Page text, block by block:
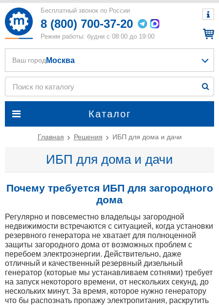
Бесплатный звонок по России
8 (800) 700-37-20
Режим работы: будни с 08:00 до 19:00
Каталог
Ваш город Москва
Главная Решения ИБП для дома и дачи
ИБП для дома и дачи
Почему требуется ИБП для загородного
дома
Регулярно и повсеместно владельцы загородной
недвижимости встречаются с ситуацией, когда установки
резервного генератора не хватает для полноценной
защиты загородного дома от возможных проблем с
перебоем электроэнергии. Действительно, даже
отличный и качественный резервный дизельный
генератор (которые мы устанавливаем сотнями) требует
на запуск некоторого времени, от нескольких секунд, до
нескольких минут. За время, которое нужно генератору
что бы распознать пропажу электропитания, раскрутить